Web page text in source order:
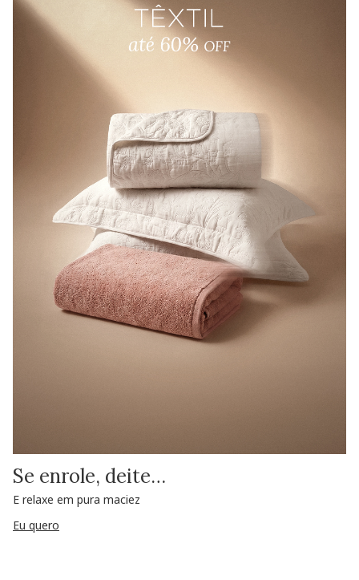
Se enrole, deite…
E relaxe em pura maciez
Eu quero